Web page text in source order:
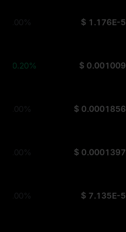
$ 1.176E-5
0.00%
$ 0.001009
+0.20%
$ 0.0001856
0.00%
$ 0.0001397
0.00%
$ 7.135E-5
0.00%